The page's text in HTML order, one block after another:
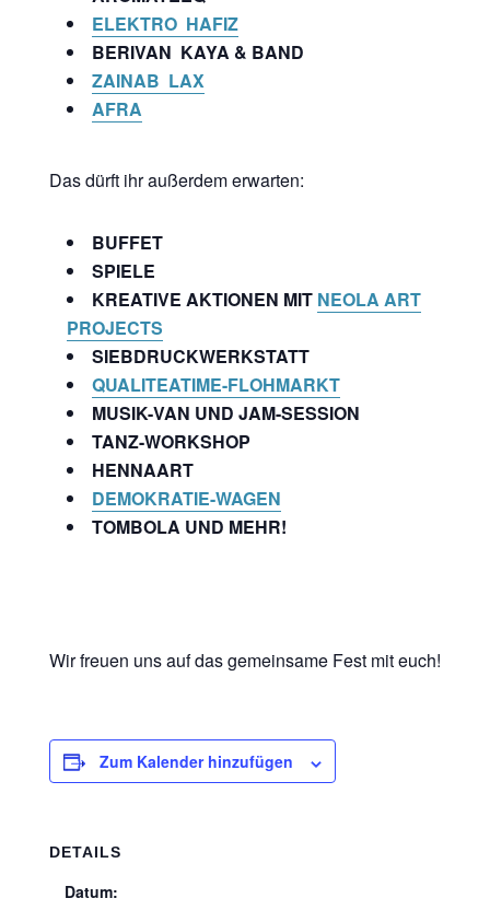
ELEKTRO HAFIZ
BERIVAN KAYA & BAND
ZAINAB LAX
AFRA
Das dürft ihr außerdem erwarten:
BUFFET
SPIELE
KREATIVE AKTIONEN MIT NEOLA ART
PROJECTS
SIEBDRUCKWERKSTATT
QUALITEATIME-FLOHMARKT
MUSIK-VAN UND JAM-SESSION
TANZ-WORKSHOP
HENNAART
DEMOKRATIE-WAGEN
TOMBOLA UND MEHR!
Wir freuen uns auf das gemeinsame Fest mit euch!
Zum Kalender hinzufügen
DETAILS
Datum: